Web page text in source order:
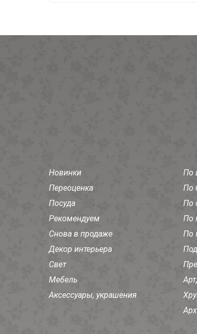
Новинки
Переоценка
Посуда
Рекомендуем
Снова в продаже
Декор интерьера
Свет
Мебель
Аксессуары, украшения
По
По
По
По
По